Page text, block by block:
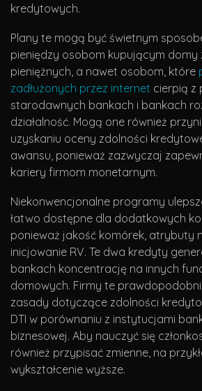
kredytowych.
Plany te mogą być świetnym
pieniędzy osobom kupującym domy
pieniężnych, a nawet osobom, które
zadłużonych przez internet cierpią z
starodawnych bankach i bankach
działalność. Mogą one również
uzyskaniu oceny zdolności
awansu, ponieważ zazwyczaj
kariery firmom monetarnym.
Niekonwencjonalne programy
łatwo dostępne dla dodatkowych
ponieważ jakość komórek, atrybuty
inicjowanie RV. Te dwa kredyty
bankach koncentrację na innych
domowych. Firmy te
zasady dotyczące zdolności
DTI w porównaniu z instytucjami
biznesowej. Aby nauczyć się
również przypisać zmienne, na
wykształcenie wyższe.